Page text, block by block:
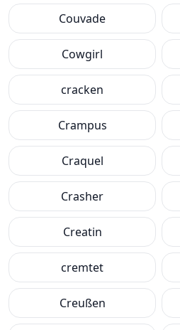
Couvade
Cowgirl
cracken
Crampus
Craquel
Crasher
Creatin
cremtet
Creußen